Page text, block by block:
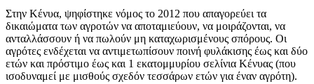
Στην Κένυα, ψηφίστηκε νόμος το 2012 που απαγορεύει τα
δικαιώματα των αγροτών να αποταμιεύουν, να μοιράζονται, να
ανταλλάσσουν ή να πωλούν μη καταχωρισμένους σπόρους. Οι
αγρότες ενδέχεται να αντιμετωπίσουν ποινή φυλάκισης έως και δύο
ετών και πρόστιμο έως και 1 εκατομμυρίου σελίνια Κένυας (που
ισοδυναμεί με μισθούς σχεδόν τεσσάρων ετών για έναν αγρότη).